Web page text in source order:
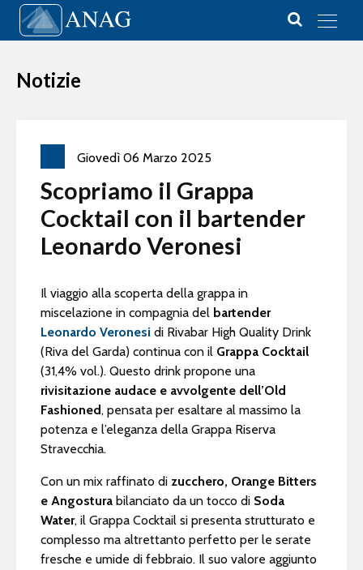
Vai al contenuto
Main Navigation
Notizie
Giovedì 06 Marzo 2025
Scopriamo il Grappa
Cocktail con il bartender
Leonardo Veronesi
Il viaggio alla scoperta della grappa in
miscelazione in compagnia del bartender
Leonardo Veronesi di Rivabar High Quality Drink
(Riva del Garda) continua con il Grappa Cocktail
(31,4% vol.). Questo drink propone una
rivisitazione audace e avvolgente dell’Old
Fashioned, pensata per esaltare al massimo la
potenza e l’eleganza della Grappa Riserva
Stravecchia.
Con un mix raffinato di zucchero, Orange Bitters
e Angostura bilanciato da un tocco di Soda
Water, il Grappa Cocktail si presenta strutturato e
complesso ma altrettanto perfetto per le serate
fresche e umide di febbraio. Il suo valore aggiunto